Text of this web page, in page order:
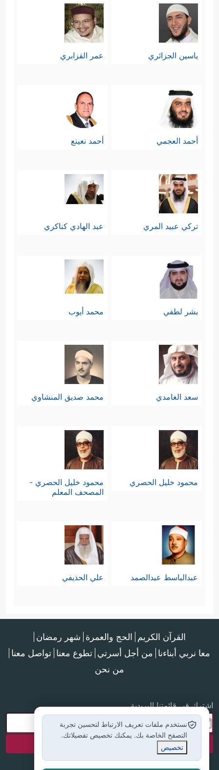
ياسين الجزائري عمر القزابري
أحمد العجمي أحمد نعينع
تركي عبيد المري عبد الهادي كناكري
بشر لطفي محمد أيوب
سعد الغامدي محمد صديق المنشاوي
محمود خليل الحصري
محمود خليل الحصري -
المصحف المعلم
عبدالباسط عبدالصمد علي الحذيفي
القرآن الكريم الحج والعمرة شهر رمضان
معا نربي أبناءنا من أجل أسرتي تطوع معنا تواصل معنا
من نحن
اشترك في قائمتنا البريدية
نستخدم ملفات تعريف الارتباط لتحسين تجربة
التصفح الخاصة بك. يمكنك تخصيص تفضيلاتك.
تخصيص